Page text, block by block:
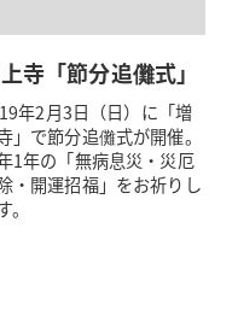
寺「節分追儺式」
年2月3日（日）に「増
」で節分追儺式が開催。
1年の「無病息災・災厄
・開運招福」をお祈りし
。